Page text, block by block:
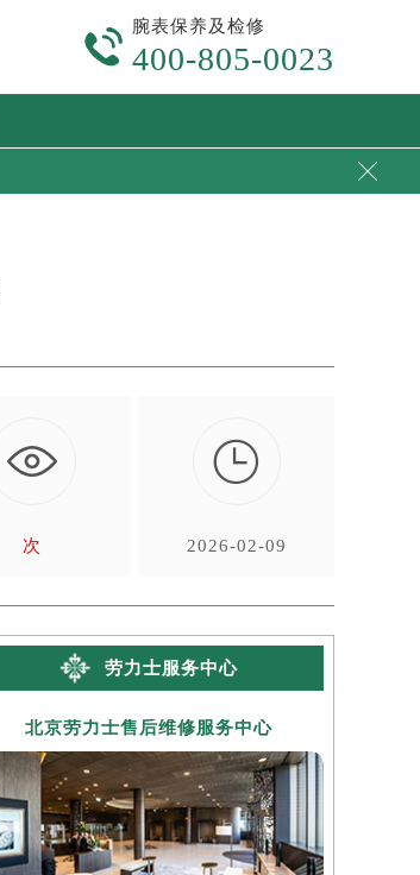

腕表保养及检修
400-805-0023

次

2026-02-09
劳力士服务中心
北京劳力士售后维修服务中心